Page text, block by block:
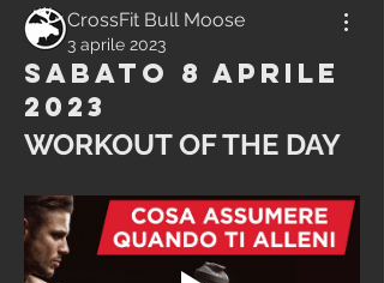
CrossFit Bull Moose
3 aprile 2023
Sabato 8 Aprile
2023
WORKOUT OF THE DAY